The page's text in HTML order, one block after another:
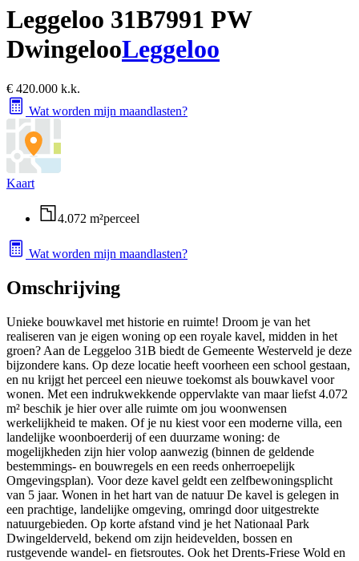
Leggeloo 31B7991 PW
DwingelooLeggeloo
€ 420.000 k.k.
Wat worden mijn maandlasten?
Kaart
4.072 m²perceel
Wat worden mijn maandlasten?
Omschrijving
Unieke bouwkavel met historie en ruimte! Droom je van het
realiseren van je eigen woning op een royale kavel, midden in het
groen? Aan de Leggeloo 31B biedt de Gemeente Westerveld je deze
bijzondere kans. Op deze locatie heeft voorheen een school gestaan,
en nu krijgt het perceel een nieuwe toekomst als bouwkavel voor
wonen. Met een indrukwekkende oppervlakte van maar liefst 4.072
m² beschik je hier over alle ruimte om jou woonwensen
werkelijkheid te maken. Of je nu kiest voor een moderne villa, een
landelijke woonboerderij of een duurzame woning: de
mogelijkheden zijn hier volop aanwezig (binnen de geldende
bestemmings- en bouwregels en een reeds onherroepelijk
Omgevingsplan). Voor deze kavel geldt een zelfbewoningsplicht
van 5 jaar. Wonen in het hart van de natuur De kavel is gelegen in
een prachtige, landelijke omgeving, omringd door uitgestrekte
natuurgebieden. Op korte afstand vind je het Nationaal Park
Dwingelderveld, bekend om zijn heidevelden, bossen en
rustgevende wandel- en fietsroutes. Ook het Drents-Friese Wold en